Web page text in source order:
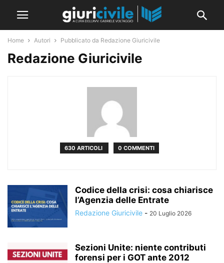
Home Autori Pubblicato da Redazione Giuricivile
Redazione Giuricivile
630 ARTICOLI 0 COMMENTI
Codice della crisi: cosa chiarisce
l’Agenzia delle Entrate
Redazione Giuricivile - 20 Luglio 2026
Sezioni Unite: niente contributi
forensi per i GOT ante 2012